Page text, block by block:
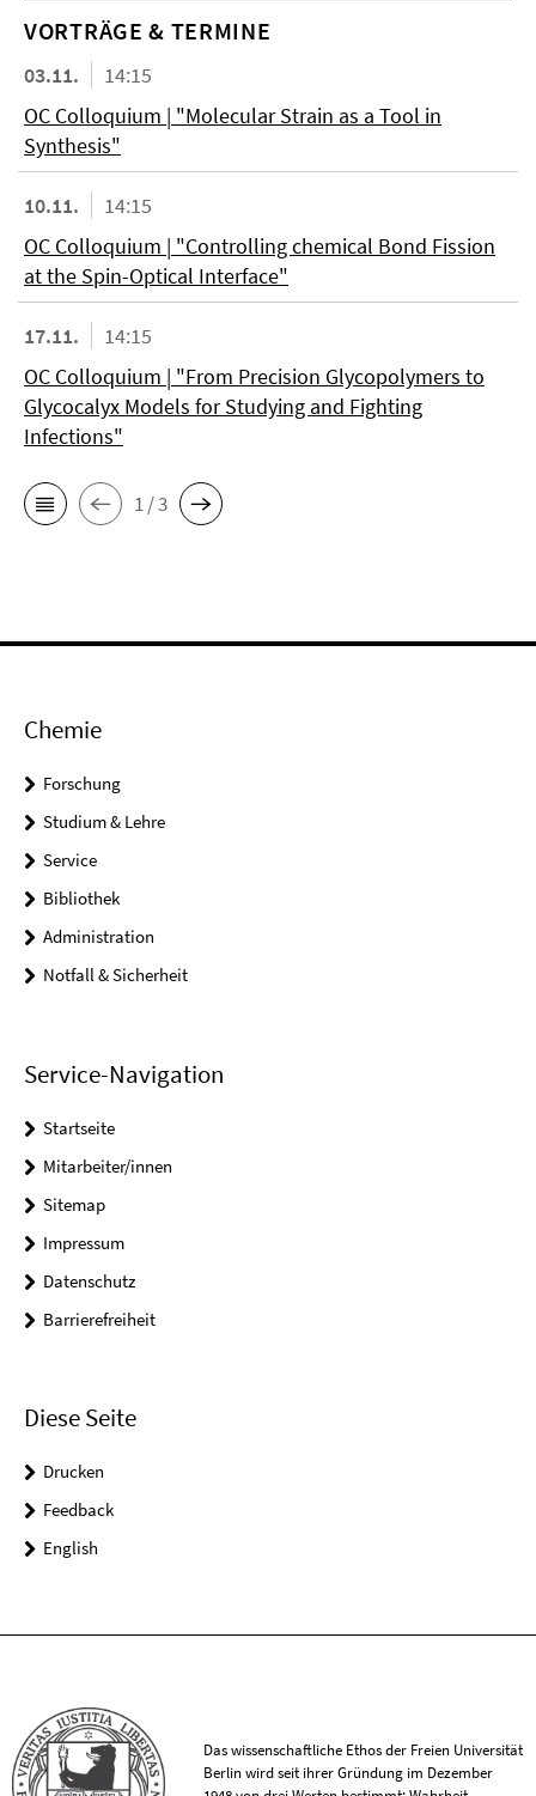
VORTRÄGE & TERMINE
03.11.
14:15
OC Colloquium | "Molecular Strain as a Tool in
Synthesis"
10.11.
14:15
OC Colloquium | "Controlling chemical Bond Fission
at the Spin-Optical Interface"
17.11.
14:15
OC Colloquium | "From Precision Glycopolymers to
Glycocalyx Models for Studying and Fighting
Infections"
1 / 3
Chemie
Forschung
Studium & Lehre
Service
Bibliothek
Administration
Notfall & Sicherheit
Service-Navigation
Startseite
Mitarbeiter/innen
Sitemap
Impressum
Datenschutz
Barrierefreiheit
Diese Seite
Drucken
Feedback
English
Das wissenschaftliche Ethos der Freien Universität
Berlin wird seit ihrer Gründung im Dezember